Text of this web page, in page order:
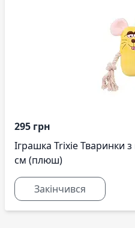
295 грн
Іграшка Trixie Тваринки
см (плюш)
Закінчився